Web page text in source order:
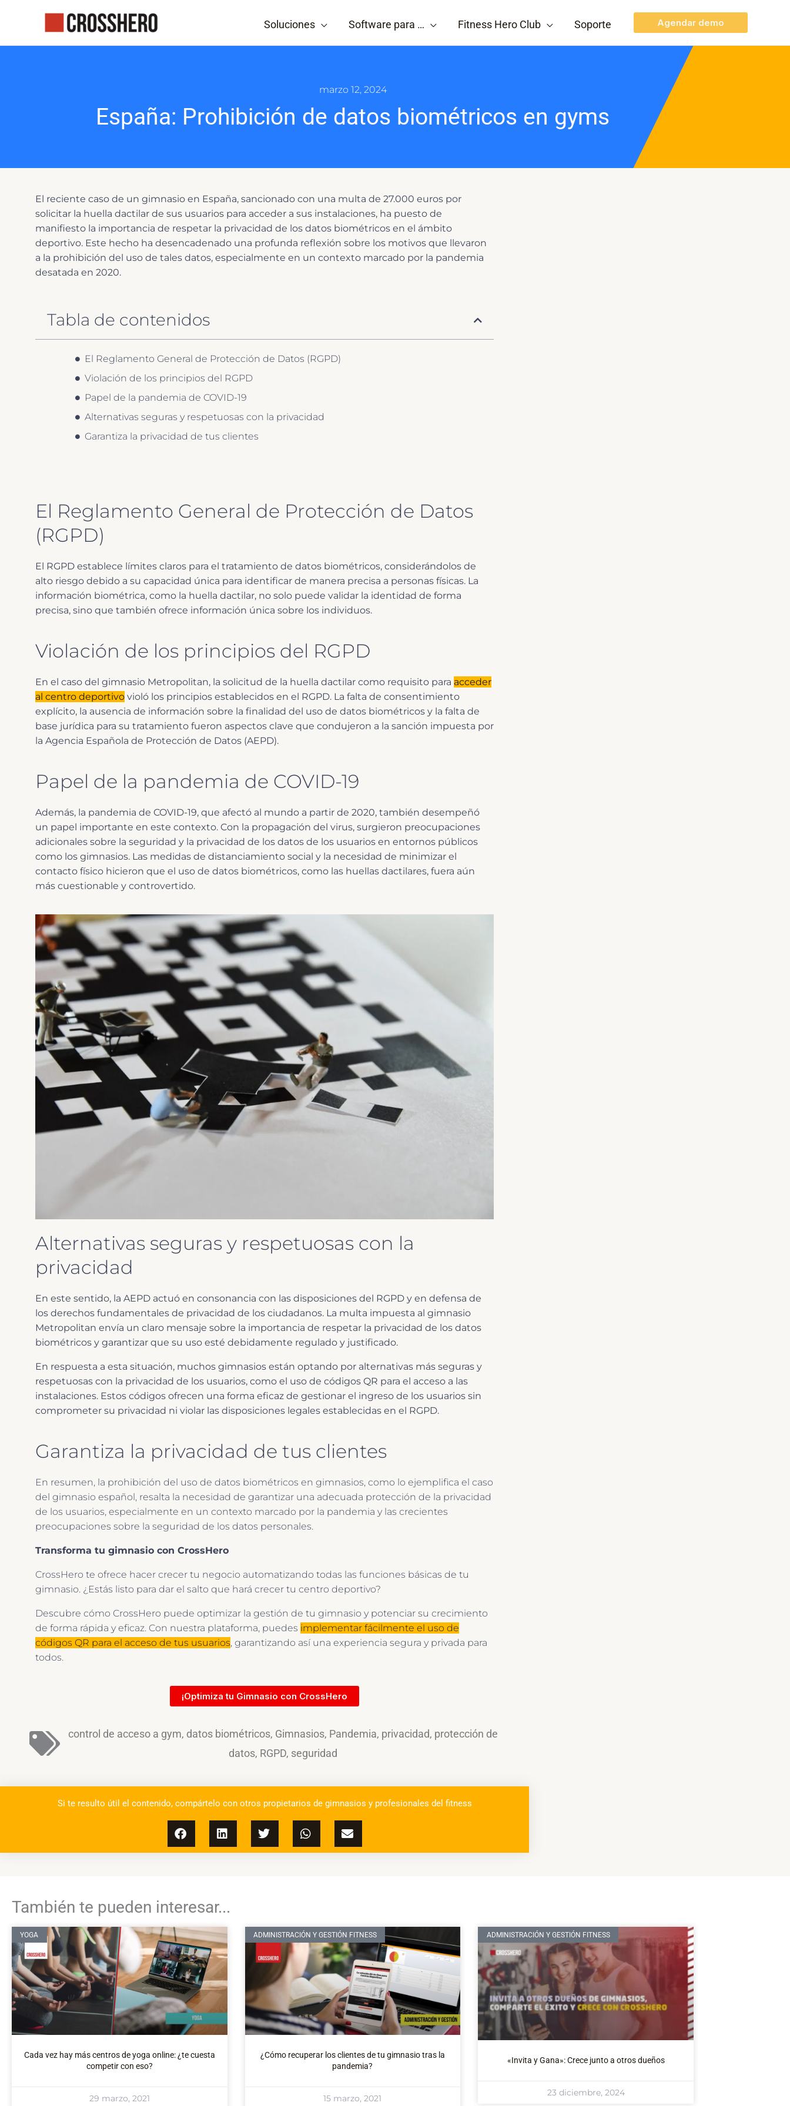
contenido
Soluciones Software para … Fitness Hero Club Soporte Agendar demo
marzo 12, 2024
España: Prohibición de datos biométricos en gyms
El reciente caso de un gimnasio en España, sancionado con una multa de 27.000 euros por
solicitar la huella dactilar de sus usuarios para acceder a sus instalaciones, ha puesto de
manifiesto la importancia de respetar la privacidad de los datos biométricos en el ámbito
deportivo. Este hecho ha desencadenado una profunda reflexión sobre los motivos que llevaron
a la prohibición del uso de tales datos, especialmente en un contexto marcado por la pandemia
desatada en 2020.
Tabla de contenidos
El Reglamento General de Protección de Datos (RGPD)
Violación de los principios del RGPD
Papel de la pandemia de COVID-19
Alternativas seguras y respetuosas con la privacidad
Garantiza la privacidad de tus clientes
El Reglamento General de Protección de Datos
(RGPD)
El RGPD establece límites claros para el tratamiento de datos biométricos, considerándolos de
alto riesgo debido a su capacidad única para identificar de manera precisa a personas físicas. La
información biométrica, como la huella dactilar, no solo puede validar la identidad de forma
precisa, sino que también ofrece información única sobre los individuos.
Violación de los principios del RGPD
En el caso del gimnasio Metropolitan, la solicitud de la huella dactilar como requisito para acceder
al centro deportivo violó los principios establecidos en el RGPD. La falta de consentimiento
explícito, la ausencia de información sobre la finalidad del uso de datos biométricos y la falta de
base jurídica para su tratamiento fueron aspectos clave que condujeron a la sanción impuesta por
la Agencia Española de Protección de Datos (AEPD).
Papel de la pandemia de COVID-19
Además, la pandemia de COVID-19, que afectó al mundo a partir de 2020, también desempeñó
un papel importante en este contexto. Con la propagación del virus, surgieron preocupaciones
adicionales sobre la seguridad y la privacidad de los datos de los usuarios en entornos públicos
como los gimnasios. Las medidas de distanciamiento social y la necesidad de minimizar el
contacto físico hicieron que el uso de datos biométricos, como las huellas dactilares, fuera aún
más cuestionable y controvertido.
Alternativas seguras y respetuosas con la
privacidad
En este sentido, la AEPD actuó en consonancia con las disposiciones del RGPD y en defensa de
los derechos fundamentales de privacidad de los ciudadanos. La multa impuesta al gimnasio
Metropolitan envía un claro mensaje sobre la importancia de respetar la privacidad de los datos
biométricos y garantizar que su uso esté debidamente regulado y justificado.
En respuesta a esta situación, muchos gimnasios están optando por alternativas más seguras y
respetuosas con la privacidad de los usuarios, como el uso de códigos QR para el acceso a las
instalaciones. Estos códigos ofrecen una forma eficaz de gestionar el ingreso de los usuarios sin
comprometer su privacidad ni violar las disposiciones legales establecidas en el RGPD.
Garantiza la privacidad de tus clientes
En resumen, la prohibición del uso de datos biométricos en gimnasios, como lo ejemplifica el caso
del gimnasio español, resalta la necesidad de garantizar una adecuada protección de la privacidad
de los usuarios, especialmente en un contexto marcado por la pandemia y las crecientes
preocupaciones sobre la seguridad de los datos personales.
Transforma tu gimnasio con CrossHero
CrossHero te ofrece hacer crecer tu negocio automatizando todas las funciones básicas de tu
gimnasio. ¿Estás listo para dar el salto que hará crecer tu centro deportivo?
Descubre cómo CrossHero puede optimizar la gestión de tu gimnasio y potenciar su crecimiento
de forma rápida y eficaz. Con nuestra plataforma, puedes implementar fácilmente el uso de
códigos QR para el acceso de tus usuarios, garantizando así una experiencia segura y privada para
todos.
¡Optimiza tu Gimnasio con CrossHero
control de acceso a gym, datos biométricos, Gimnasios, Pandemia, privacidad, protección de
datos, RGPD, seguridad
Si te resulto útil el contenido, compártelo con otros propietarios de gimnasios y profesionales del fitness
También te pueden interesar...
YOGA
Cada vez hay más centros de yoga online: ¿te cuesta
competir con eso?
29 marzo, 2021
ADMINISTRACIÓN Y GESTIÓN FITNESS
¿Cómo recuperar los clientes de tu gimnasio tras la
pandemia?
15 marzo, 2021
ADMINISTRACIÓN Y GESTIÓN FITNESS
«Invita y Gana»: Crece junto a otros dueños
23 diciembre, 2024